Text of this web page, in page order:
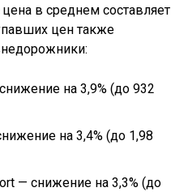
в среднем составляет
цен также
на 3,9% (до 932
на 3,4% (до 1,98
— снижение на 3,3% (до